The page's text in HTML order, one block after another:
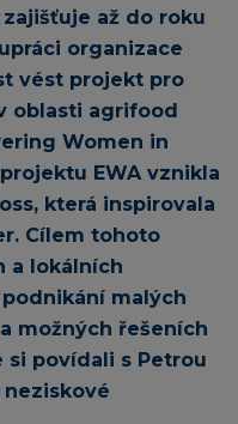
až do roku
organizace
vést projekt pro
oblasti agrifood
Women in
EWA vznikla
která inspirovala
Cílem tohoto
a lokálních
malých
možných řešeních
povídali s Petrou